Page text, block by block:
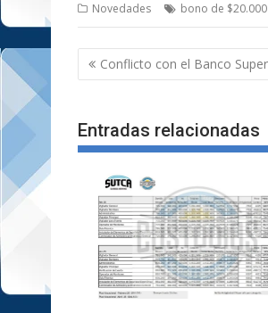
Novedades bono de
Navegación
de
Conflicto con el Banco
Entradas relacionadas